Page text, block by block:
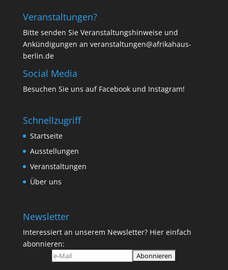
Veranstaltungen?
Bitte senden Sie Veranstaltungshinweise und
Ankündigungen an veranstaltungen@afrikahaus-
berlin.de
Social Media
Besuchen Sie uns auf Facebookund Instagram!
Schnellzugriff
Startseite
Ausstellungen
Veranstaltungen
Über uns
Newsletter
Interessiert an unserem Newsletter? Hier einfach
abonnieren: